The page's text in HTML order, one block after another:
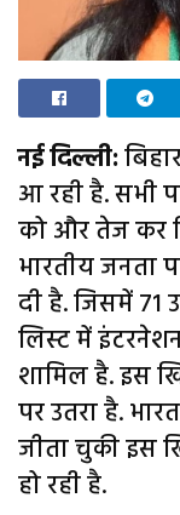
नई दिल्ली:
आ रही है. सभी
को और तेज कर
भारतीय जनता
दी है. जिसमें 71
लिस्ट में
शामिल है. इस
पर उतरा है.
जीता चुकी इस
हो रही है.